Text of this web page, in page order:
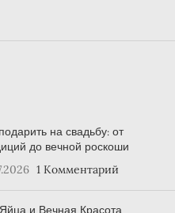
на свадьбу: от
до вечной роскоши
1 Комментарий
и Вечная Красота